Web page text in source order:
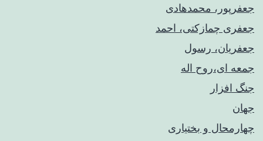
جعفرپور، محمدهادی
جعفری چمازکتی، احمد
جعفریان، رسول
جمعه ای،روح اله
جنگ افزار
جهان
چهارمحال و بختیاری